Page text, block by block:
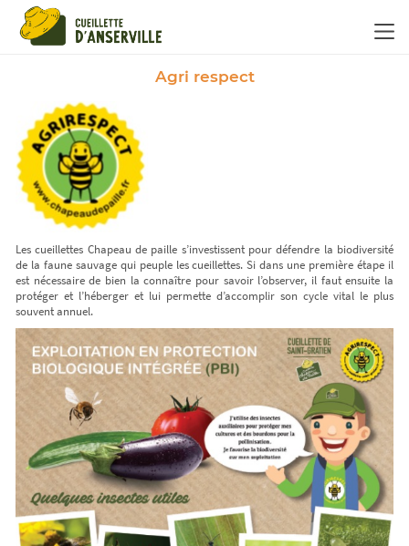
Agri respect
Les cueillettes Chapeau de paille s’investissent pour défendre la biodiversité
de la faune sauvage qui peuple les cueillettes. Si dans une première étape il
est nécessaire de bien la connaître pour savoir l’observer, il faut ensuite la
protéger et l’héberger et lui permette d’accomplir son cycle vital le plus
souvent annuel.
Panneau de gestion des cookies